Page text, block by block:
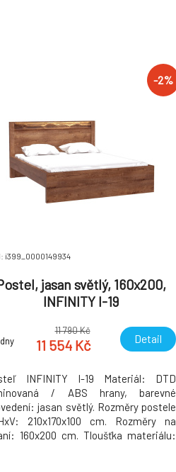
-2%
i399_0000149934
jasan světlý, 160x200,
INFINITY I-19
11 790 Kč
11 554 Kč Detail
INFINITY I-19 Materiál: DTD
/ ABS hrany, barevné
jasan světlý. Rozměry postele
210x170x100 cm. Rozměry na
160x200 cm. Tloušťka materiálu: